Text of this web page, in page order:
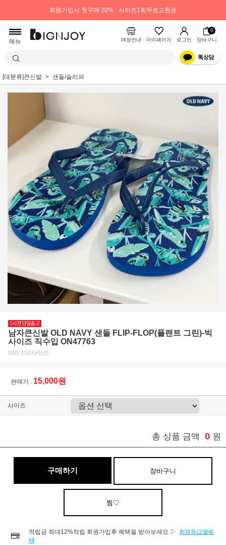
회원가입시 첫구매 20% 사이즈1회무료교환권
메뉴 매장안내 마이페이지 로그인
0
장바구니
[대분류]큰신발 샌들/슬리퍼
남자큰신발 OLD NAVY 샌들 FLIP-FLOP(플랜트 그린)-빅
사이즈 직수입 ON47763
300-310사이즈
판매가 : 15,000원
사이즈
총 상품 금액 0 원
구매하기 장바구니
찜♡
적립금 최대12%적립 회원가입후 혜택을 받아보세요 ▷
회원등급별혜
택